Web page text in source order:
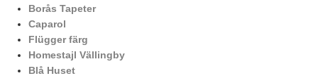
Borås Tapeter
Caparol
Flügger färg
Homestajl Vällingby
Blå Huset